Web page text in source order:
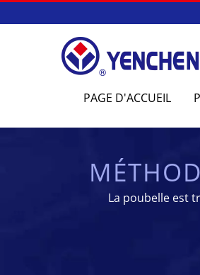
PAGE D'ACCUEIL
DE
La poubelle est